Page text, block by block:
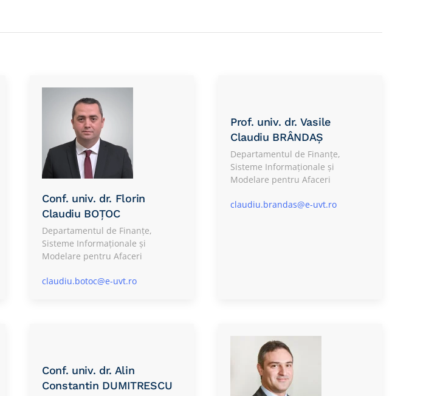
Conf. univ. dr. Florin
Claudiu BOȚOC
Departamentul de Finanțe,
Sisteme Informaționale și
Modelare pentru Afaceri
claudiu.botoc@e-uvt.ro
Prof. univ. dr. Vasile
Claudiu BRÂNDAȘ
Departamentul de Finanțe,
Sisteme Informaționale și
Modelare pentru Afaceri
claudiu.brandas@e-uvt.ro
Conf. univ. dr. Alin
Constantin DUMITRESCU